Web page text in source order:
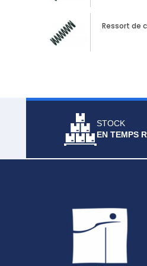
Ressort de
STOCK
EN TEMPS